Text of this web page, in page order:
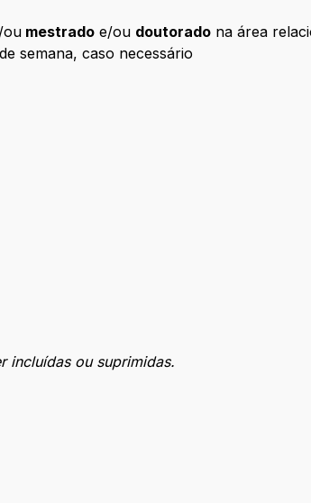
ou mestrado e/ou doutorado na área
semana, caso necessário
incluídas ou suprimidas.